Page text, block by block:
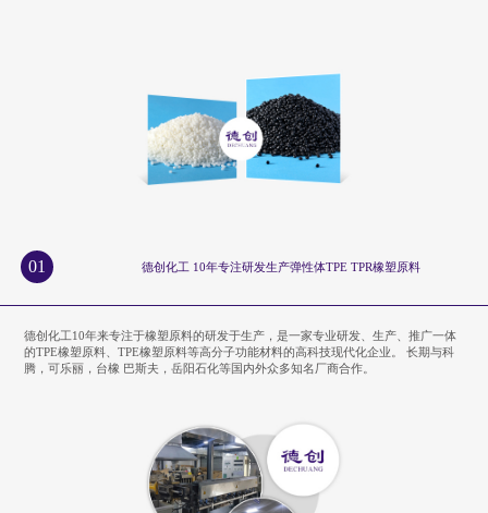
01 德创化工 10年专注研发生产弹性体TPE TPR橡塑原料
德创化工10年来专注于橡塑原料的研发于生产，是一家专业研发、生产、推广一体
的TPE橡塑原料、TPE橡塑原料等高分子功能材料的高科技现代化企业。 长期与科
腾，可乐丽，台橡 巴斯夫，岳阳石化等国内外众多知名厂商合作。